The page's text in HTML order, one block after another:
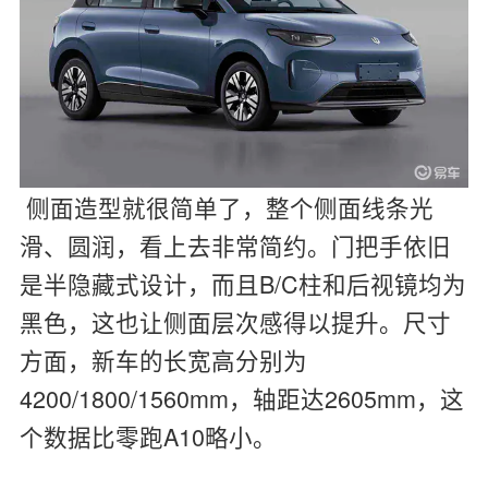
侧面造型就很简单了，整个侧面线条光
滑、圆润，看上去非常简约。门把手依旧
是半隐藏式设计，而且B/C柱和后视镜均为
黑色，这也让侧面层次感得以提升。尺寸
方面，新车的长宽高分别为
4200/1800/1560mm，轴距达2605mm，这
个数据比零跑A10略小。